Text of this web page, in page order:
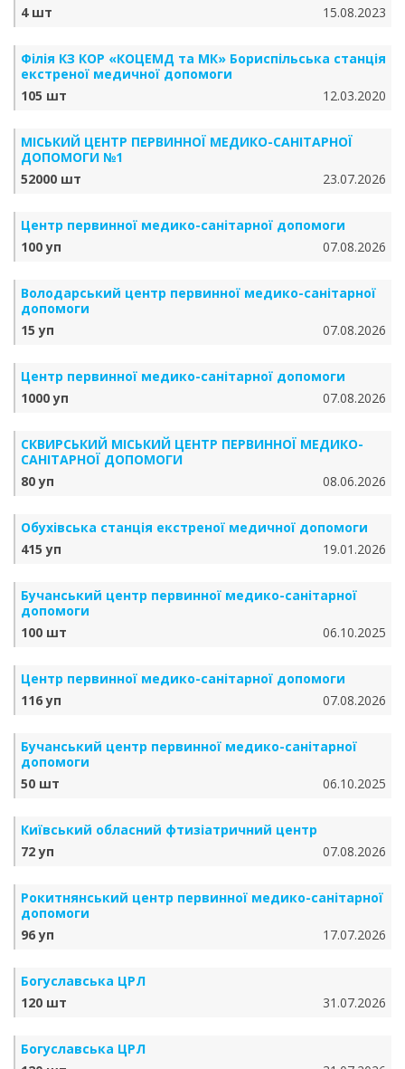
4 шт
15.08.2023
Філія КЗ КОР «КОЦЕМД та МК» Бориспільська станція
екстреної медичної допомоги
105 шт
12.03.2020
МІСЬКИЙ ЦЕНТР ПЕРВИННОЇ МЕДИКО-САНІТАРНОЇ
ДОПОМОГИ №1
52000 шт
23.07.2026
Центр первинної медико-санітарної допомоги
100 уп
07.08.2026
Володарський центр первинної медико-санітарної
допомоги
15 уп
07.08.2026
Центр первинної медико-санітарної допомоги
1000 уп
07.08.2026
СКВИРСЬКИЙ МІСЬКИЙ ЦЕНТР ПЕРВИННОЇ МЕДИКО-
САНІТАРНОЇ ДОПОМОГИ
80 уп
08.06.2026
Обухівська станція екстреної медичної допомоги
415 уп
19.01.2026
Бучанський центр первинної медико-санітарної
допомоги
100 шт
06.10.2025
Центр первинної медико-санітарної допомоги
116 уп
07.08.2026
Бучанський центр первинної медико-санітарної
допомоги
50 шт
06.10.2025
Київський обласний фтизіатричний центр
72 уп
07.08.2026
Рокитнянський центр первинної медико-санітарної
допомоги
96 уп
17.07.2026
Богуславська ЦРЛ
120 шт
31.07.2026
Богуславська ЦРЛ